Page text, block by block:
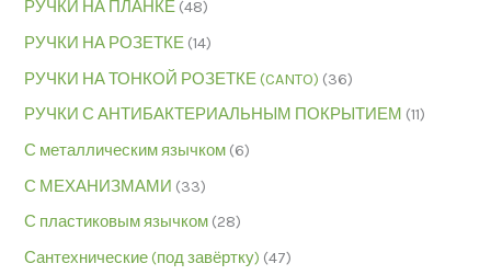
РУЧКИ НА ПЛАНКЕ (48)
РУЧКИ НА РОЗЕТКЕ (14)
РУЧКИ НА ТОНКОЙ РОЗЕТКЕ (CANTO) (36)
РУЧКИ С АНТИБАКТЕРИАЛЬНЫМ ПОКРЫТИЕМ (11)
С металлическим язычком (6)
С МЕХАНИЗМАМИ (33)
С пластиковым язычком (28)
Сантехнические (под завёртку) (47)